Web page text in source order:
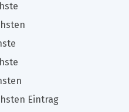
Eintrag